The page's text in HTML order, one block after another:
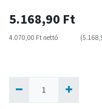
5.168,90 Ft
4.070,00 Ft nettó (